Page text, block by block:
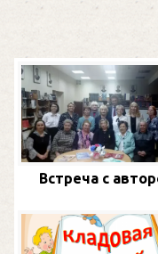
Встреча с